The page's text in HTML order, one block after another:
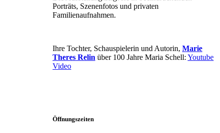
Porträts, Szenenfotos und privaten
Familienaufnahmen.
Ihre Tochter, Schauspielerin und Autorin, Marie
Theres Relin über 100 Jahre Maria Schell: Youtube
Video
Öffnungszeiten